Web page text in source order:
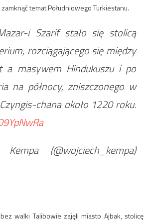
temat Południowego Turkiestanu.
i Szarif stało się stolicą
rozciągającego się między
a masywem Hindukuszu i po
na północy, zniszczonego w
chana około 1220 roku.
(@wojciech_kempa)
walki Talibowie zajęli miasto Ajbak, stolicę